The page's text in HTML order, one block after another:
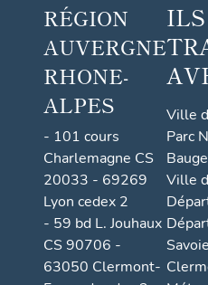
RÉGION
AUVERGNE
RHONE-
ALPES
- 101 cours
Charlemagne CS
20033 - 69269
Lyon cedex 2
- 59 bd L. Jouhaux
CS 90706 -
63050 Clermont-
ILS
Ville
Parc
Ville
Savoie